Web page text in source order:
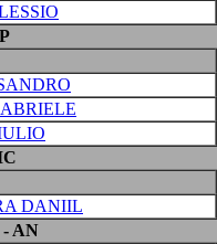
DANIIL
- AN